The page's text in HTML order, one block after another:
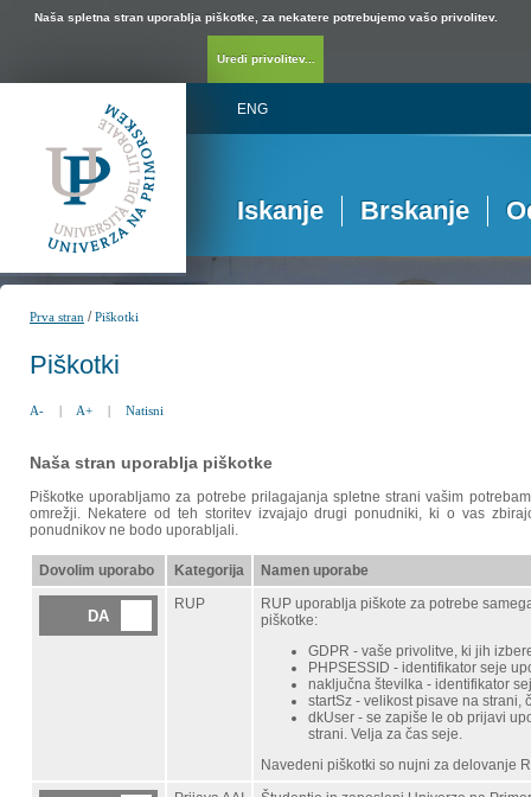
Naša spletna stran uporablja piškotke, za nekatere potrebujemo vašo privolitev.
Uredi privolitev...
ENG
Iskanje Brskanje
Prva stran /Piškotki
Piškotki
A- | A+ | Natisni
Naša stran uporablja piškotke
Piškotke uporabljamo za potrebe prilagajanja spletne strani vašim
omrežji. Nekatere od teh storitev izvajajo drugi ponudniki, ki o vas
ponudnikov ne bodo uporabljali.
Dovolim uporabo Kategorija Namen uporabe
DA
RUP
RUP uporablja piškote za potrebe
piškotke:
GDPR - vaše privolitve, ki jih
PHPSESSID - identifikator seje
naključna številka - identifikator
startSz - velikost pisave na strani,
dkUser - se zapiše le ob prijavi
strani. Velja za čas seje.
Navedeni piškotki so nujni za delovanje